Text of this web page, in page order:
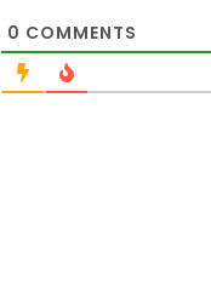
0 COMMENTS